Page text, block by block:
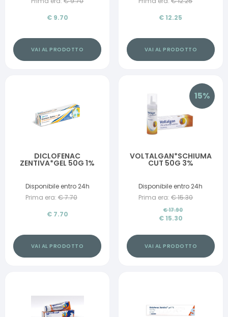
€ 9.70
VAI AL PRODOTTO
€ 12.25
VAI AL PRODOTTO
DICLOFENAC
ZENTIVA*GEL 50G 1%
Disponibile entro 24h
Prima era: €7.70
€ 7.70
VAI AL PRODOTTO
15%
VOLTALGAN*SCHIUMA
CUT 50G 3%
Disponibile entro 24h
Prima era: €15.30
€17.90
€ 15.30
VAI AL PRODOTTO